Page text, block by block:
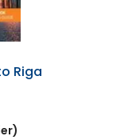
Riga